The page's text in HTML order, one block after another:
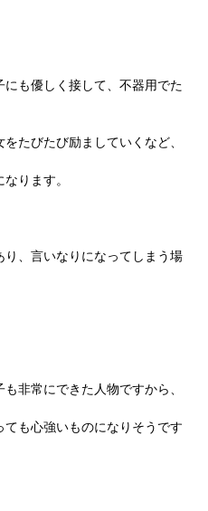
も優しく接して、不器用でた
たびたび励ましていくなど、
ります。
、言いなりになってしまう場
非常にできた人物ですから、
も心強いものになりそうです